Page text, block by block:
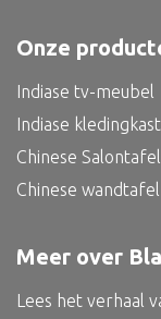
Kussen
Tapijt
Kelim
Alle
Onze
Indiase tv-meubel
Indiase kledingkast
Chinese Salontafel
Chinese wandtafel
Meer over
Lees het verhaal